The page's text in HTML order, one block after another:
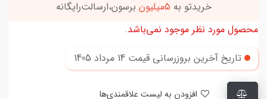
خریدتو به 5میلیون
برسون،ارسالت‌رایگانه
محصول مورد نظر موجود نمی‌باشد.
تاریخ آخرین بروزرسانی قیمت 14 مرداد 1405